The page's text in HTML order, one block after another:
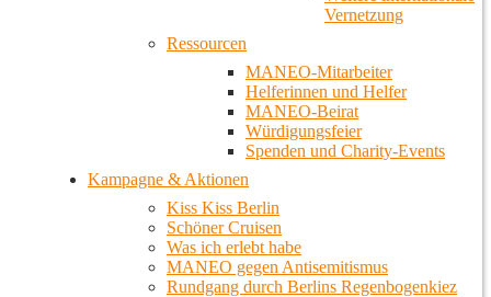
Vernetzung
Ressourcen
MANEO-Mitarbeiter
Helferinnen und Helfer
MANEO-Beirat
Würdigungsfeier
Spenden und Charity-Events
Kampagne & Aktionen
Kiss Kiss Berlin
Schöner Cruisen
Was ich erlebt habe
MANEO gegen Antisemitismus
Rundgang durch Berlins Regenbogenkiez